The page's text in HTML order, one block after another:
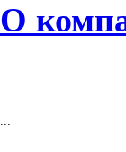
О